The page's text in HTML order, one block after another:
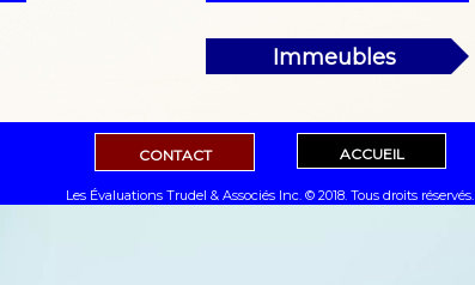
Immeubles
Les Évaluations Trudel & Associés Inc. © 2018. Tous droits réservés.
CONTACT ACCUEIL